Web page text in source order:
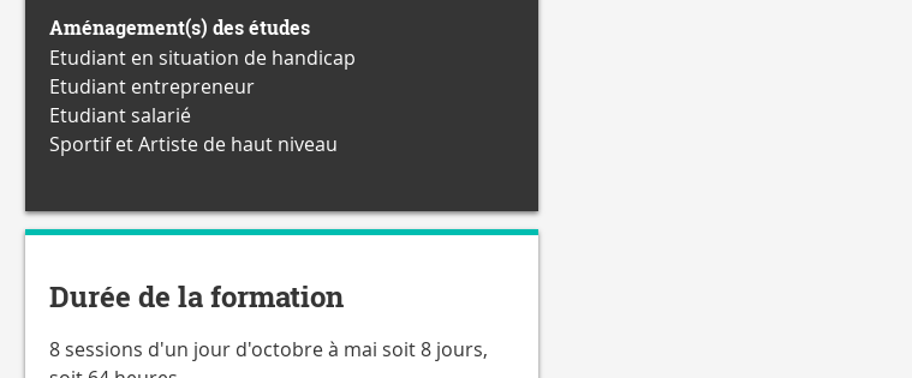
Aménagement(s) des études
Etudiant en situation de handicap
Etudiant entrepreneur
Etudiant salarié
Sportif et Artiste de haut niveau
Durée de la formation
8 sessions d'un jour d'octobre à mai soit 8 jours,